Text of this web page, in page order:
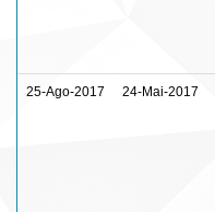
25-Ago-2017 24-Mai-2017